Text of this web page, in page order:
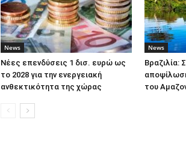
News
Νέες επενδύσεις 1 δισ. ευρώ ως
το 2028 για την ενεργειακή
ανθεκτικότητα της χώρας
News
Βραζιλία:
του